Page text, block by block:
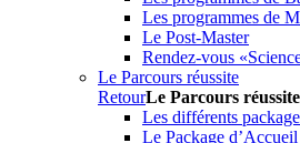
Les programmes de
Le Post-Master
Rendez-vous
Le Parcours réussite
RetourLe Parcours réussite
Les différents
Le Package